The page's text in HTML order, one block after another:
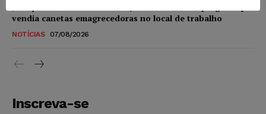
vendia canetas emagrecedoras no local de trabalho
NOTÍCIAS 07/08/2026
Inscreva-se